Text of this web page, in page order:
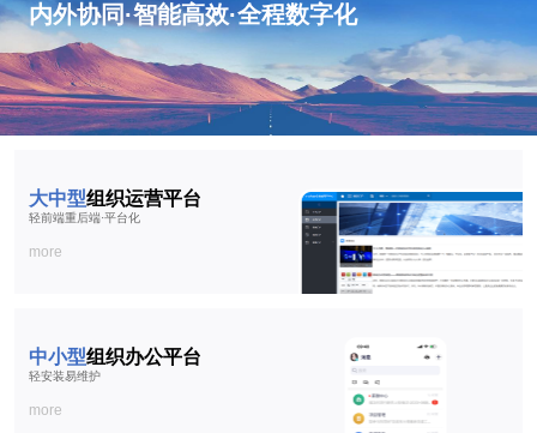
内外协同·智能高效·全程数字化
大中型组织运营平台
轻前端重后端·平台化
more
中小型组织办公平台
轻安装易维护
more